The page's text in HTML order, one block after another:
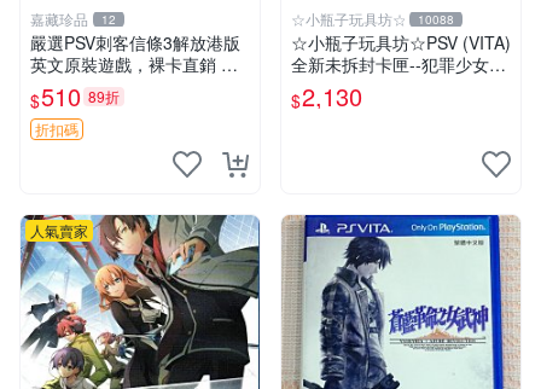
嘉藏珍品 12
嚴選PSV刺客信條3解放港版
英文原裝遊戲，裸卡直銷 刺
客信條3 游戲 港版游戲
$510 89折
折扣碼
☆小瓶子玩具坊☆ 10088
☆小瓶子玩具坊☆PSV (VITA)
全新未拆封卡匣--犯罪少女2
《Criminal Girls 2》限定版
(日版)
$2,130
人氣賣家